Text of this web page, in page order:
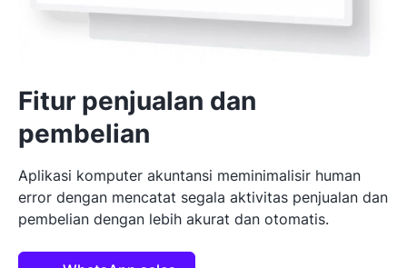
Fitur penjualan dan
pembelian
Aplikasi komputer akuntansi meminimalisir human
error dengan mencatat segala aktivitas penjualan dan
pembelian dengan lebih akurat dan otomatis.